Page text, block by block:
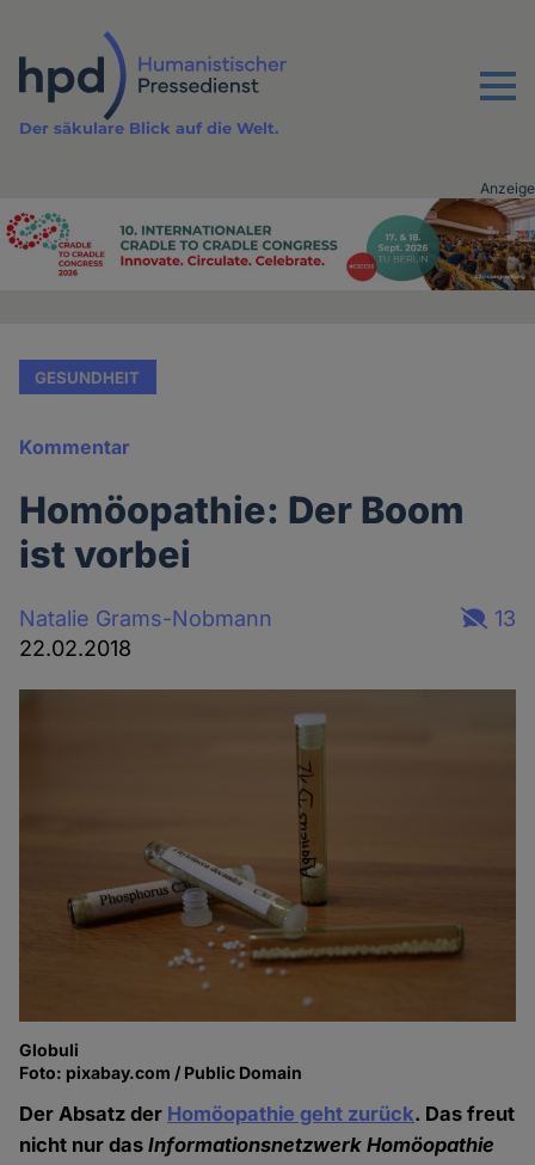
Inhalt
Menu
Der säkulare Blick auf die Welt.
Advertising
Anzeige
GESUNDHEIT
Kommentar
Homöopathie: Der Boom
ist vorbei
Natalie Grams-Nobmann
22.02.2018
13
Globuli
Foto: pixabay.com / Public Domain
Der Absatz der Homöopathie geht zurück. Das freut
nicht nur dasInformationsnetzwerk Homöopathie